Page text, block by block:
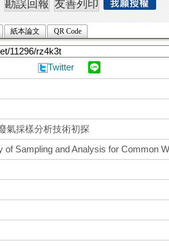
紙本論文 QR Code
Twitter
氣採樣分析技術初探
of Sampling and Analysis for Common